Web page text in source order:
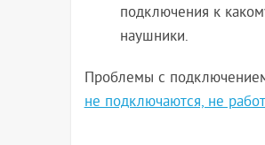
подключения к
наушники.
Проблемы с
не подключаются, не